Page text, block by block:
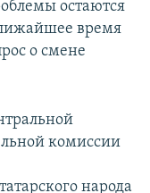
остаются
время
о смене
комиссии
народа